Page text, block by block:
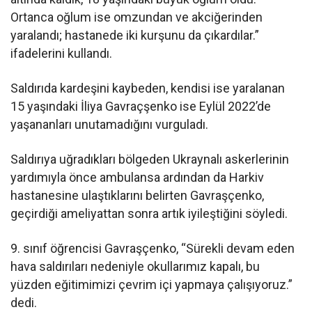
Ortanca oğlum ise omzundan ve akciğerinden
yaralandı; hastanede iki kurşunu da çıkardılar.”
ifadelerini kullandı.
Saldırıda kardeşini kaybeden, kendisi ise yaralanan
15 yaşındaki İliya Gavraçşenko ise Eylül 2022’de
yaşananları unutamadığını vurguladı.
Saldırıya uğradıkları bölgeden Ukraynalı askerlerinin
yardımıyla önce ambulansa ardından da Harkiv
hastanesine ulaştıklarını belirten Gavraşçenko,
geçirdiği ameliyattan sonra artık iyileştiğini söyledi.
9. sınıf öğrencisi Gavraşçenko, “Sürekli devam eden
hava saldırıları nedeniyle okullarımız kapalı, bu
yüzden eğitimimizi çevrim içi yapmaya çalışıyoruz.”
dedi.